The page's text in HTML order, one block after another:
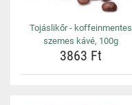
Tojáslikőr - koffeinmentes
szemes kávé, 100g
3863 Ft